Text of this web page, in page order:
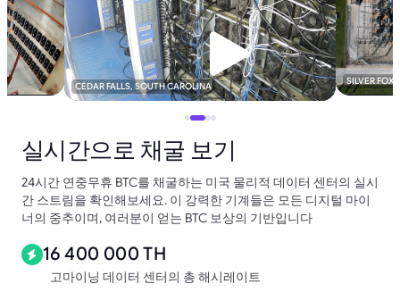
CEDAR FALLS, SOUTH CAROLINA SILVER FOX
실시간으로 채굴 보기
24시간 연중무휴 BTC를 채굴하는 미국 물리적 데이터 센터의 실시
간 스트림을 확인해보세요. 이 강력한 기계들은 모든 디지털 마이
너의 중추이며, 여러분이 얻는 BTC 보상의 기반입니다
16 400 000 TH
고마이닝 데이터 센터의 총 해시레이트